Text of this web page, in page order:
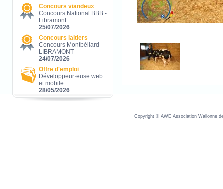
Concours viandeux
Concours National BBB -
Libramont
25/07/2026
Concours laitiers
Concours Montbéliard -
LIBRAMONT
24/07/2026
Offre d'emploi
Développeur·euse web
et mobile
28/05/2026
Copyright © AWE Association Wallonne